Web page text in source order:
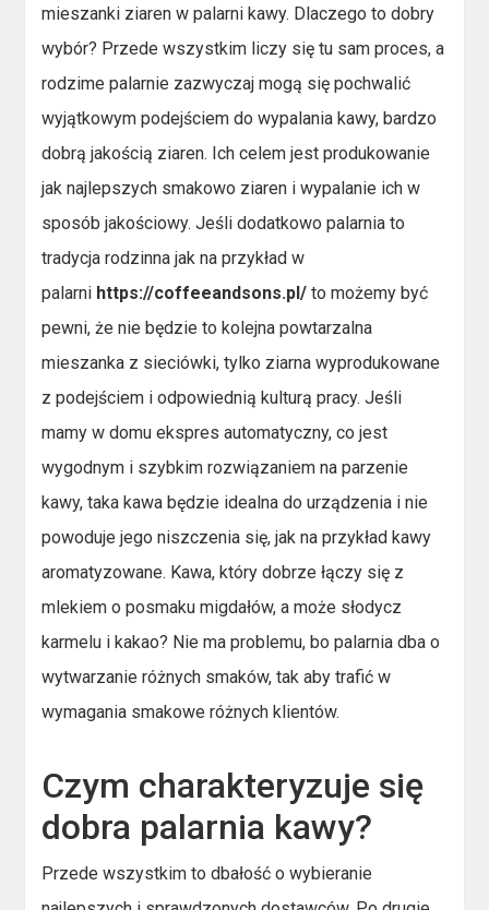
mieszanki ziaren w palarni kawy. Dlaczego to dobry
wybór? Przede wszystkim liczy się tu sam proces, a
rodzime palarnie zazwyczaj mogą się pochwalić
wyjątkowym podejściem do wypalania kawy, bardzo
dobrą jakością ziaren. Ich celem jest produkowanie
jak najlepszych smakowo ziaren i wypalanie ich w
sposób jakościowy. Jeśli dodatkowo palarnia to
tradycja rodzinna jak na przykład w
palarni https://coffeeandsons.pl/to możemy być
pewni, że nie będzie to kolejna powtarzalna
mieszanka z sieciówki, tylko ziarna wyprodukowane
z podejściem i odpowiednią kulturą pracy. Jeśli
mamy w domu ekspres automatyczny, co jest
wygodnym i szybkim rozwiązaniem na parzenie
kawy, taka kawa będzie idealna do urządzenia i nie
powoduje jego niszczenia się, jak na przykład kawy
aromatyzowane. Kawa, który dobrze łączy się z
mlekiem o posmaku migdałów, a może słodycz
karmelu i kakao? Nie ma problemu, bo palarnia dba o
wytwarzanie różnych smaków, tak aby trafić w
wymagania smakowe różnych klientów.
Czym charakteryzuje się
dobra palarnia kawy?
Przede wszystkim to dbałość o wybieranie